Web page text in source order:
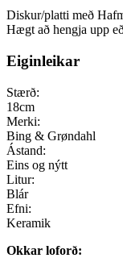
Diskur/platti með
Hægt að hengja upp
Eiginleikar
Stærð:
18cm
Merki:
Bing & Grøndahl
Ástand:
Eins og nýtt
Litur:
Blár
Efni:
Keramik
Okkar loforð: